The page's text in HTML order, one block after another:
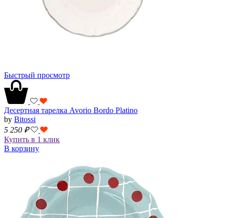
Быстрый просмотр
Десертная тарелка Avorio Bordo Platino
by Bitossi
5 250 ₽
Купить в 1 клик
В корзину